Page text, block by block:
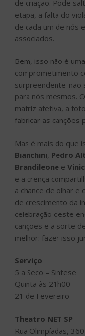
de criação. Pode
etapa, a falta do
de cada um de nós
associados.
Bem, isso não é
comprometimento
surpreendente-não
para nós mesmos.
matriz afetiva, a
fabricar as canções
Mas é mais do que
Bianchini, Pedro
Brandileone e
e a crença
a chance de olhar e
de crescimento da
celebração deste
canções e a sorte
melhor: fazer isso
Serviço
5 a Seco – Sintese
Quinta às 21h00
21 de Fevereiro
Theatro NET SP
Rua Olimpíadas,